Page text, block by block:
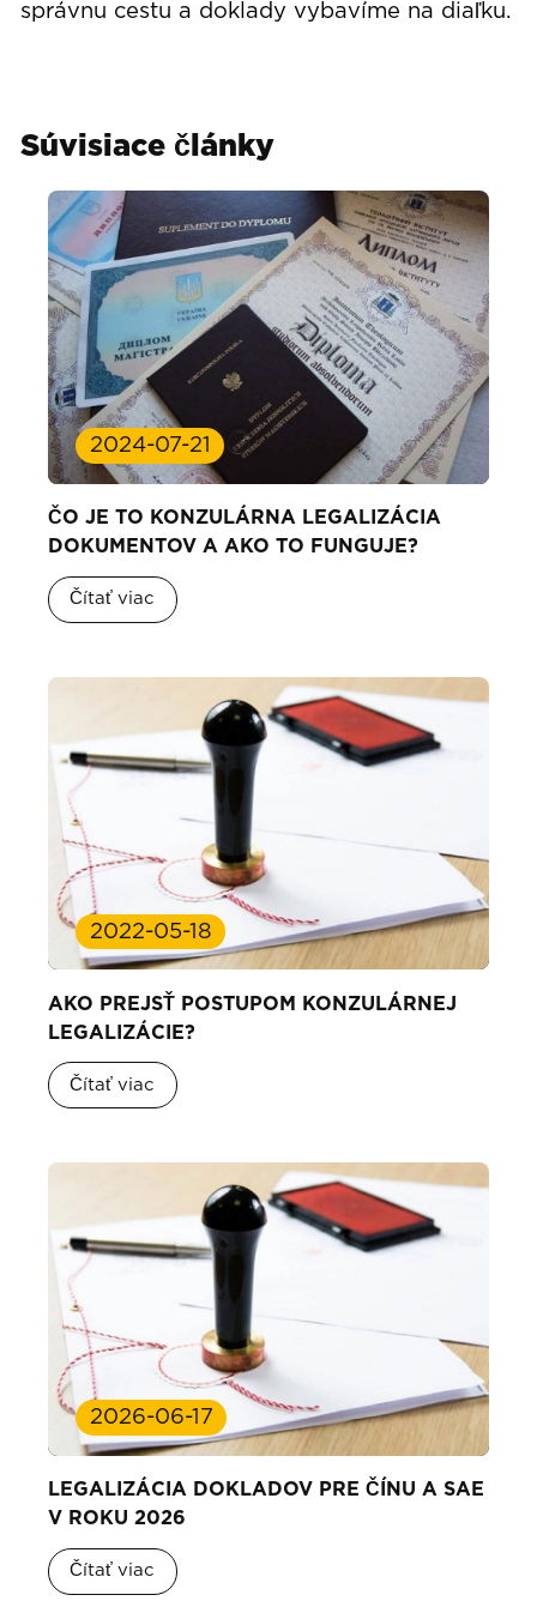
správnu cestu a doklady vybavíme na diaľku.
Súvisiace články
2024-07-21
ČO JE TO KONZULÁRNA LEGALIZÁCIA
DOKUMENTOV A AKO TO FUNGUJE?
Čítať viac
2022-05-18
AKO PREJSŤ POSTUPOM KONZULÁRNEJ
LEGALIZÁCIE?
Čítať viac
2026-06-17
LEGALIZÁCIA DOKLADOV PRE ČÍNU A SAE
V ROKU 2026
Čítať viac